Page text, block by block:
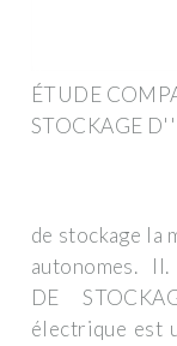
ÉTUDE
STOCKAGE
de stockage la
autonomes. II.
DE
électrique est